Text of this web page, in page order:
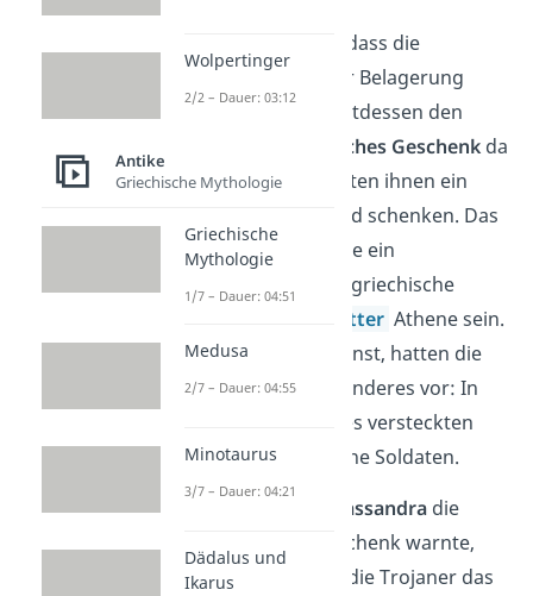
Odysseus schlug vor, dass die
Spartaner sich von der Belagerung
zurückziehen
und stattdessen den
angebliches Geschenkda
lassen sollten. Sie wollten ihnen ein
großes hölzernes Pferd schenken. Das
Trojanische Pferd sollte ein
Weihgeschenk für die griechische
griechische Götter Athene sein.
Wie du dir denken kannst, hatten die
Griechen aber etwas anderes vor: In
dem Bauch des Pferdes versteckten
sich nämlich griechische Soldaten.
Obwohl die Seherin
Kassandradie
Trojaner vor dem Geschenk warnte,
nahmen sie es an. Als die Trojaner das
Wolpertinger
2/2 – Dauer: 03:12
Antike
Griechische Mythologie
Griechische
Mythologie
1/7 – Dauer: 04:51
Medusa
2/7 – Dauer: 04:55
Minotaurus
3/7 – Dauer: 04:21
Dädalus und
Ikarus